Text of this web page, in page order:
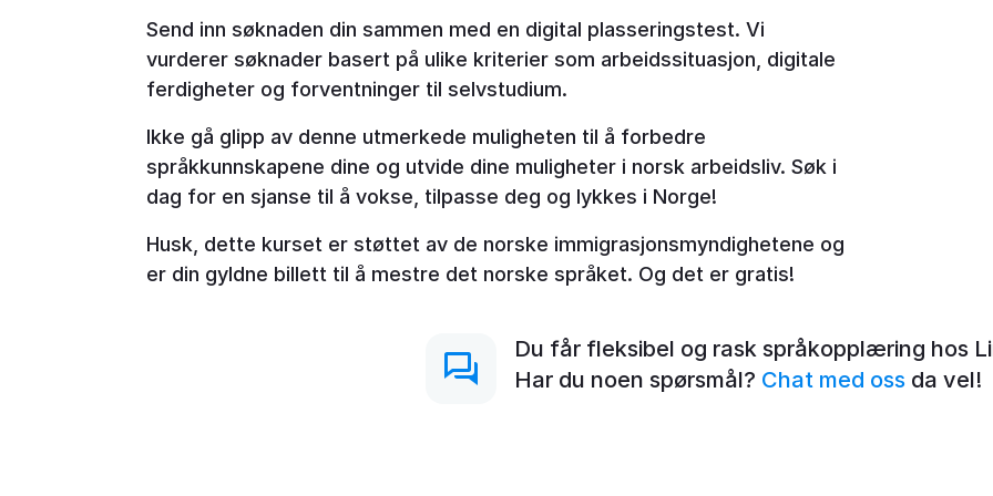
Send inn søknaden din sammen med en digital plasseringstest. Vi
vurderer søknader basert på ulike kriterier som arbeidssituasjon, digitale
ferdigheter og forventninger til selvstudium.
Ikke gå glipp av denne utmerkede muligheten til å forbedre
språkkunnskapene dine og utvide dine muligheter i norsk arbeidsliv. Søk i
dag for en sjanse til å vokse, tilpasse deg og lykkes i Norge!
Husk, dette kurset er støttet av de norske immigrasjonsmyndighetene og
er din gyldne billett til å mestre det norske språket. Og det er gratis!
Du får fleksibel og rask språkopplæring hos
Har du noen spørsmål? Chat med oss da vel!